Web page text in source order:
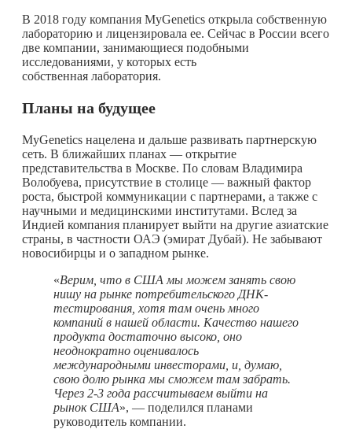
В 2018 году компания MyGenetics открыла собственную
лабораторию и лицензировала ее. Сейчас в России всего
две компании, занимающиеся подобными
исследованиями, у которых есть
собственная лаборатория.
Планы на будущее
MyGenetics нацелена и дальше развивать партнерскую
сеть. В ближайших планах — открытие
представительства в Москве. По словам Владимира
Волобуева, присутствие в столице — важный фактор
роста, быстрой коммуникации с партнерами, а также с
научными и медицинскими институтами. Вслед за
Индией компания планирует выйти на другие азиатские
страны, в частности ОАЭ (эмират Дубай). Не забывают
новосибирцы и о западном рынке.
«Верим, что в США мы можем занять свою
нишу на рынке потребительского ДНК-
тестирования, хотя там очень много
компаний в нашей области. Качество нашего
продукта достаточно высоко, оно
неоднократно оценивалось
международными инвесторами, и, думаю,
свою долю рынка мы сможем там забрать.
Через 2-3 года рассчитываем выйти на
рынок США», — поделился планами
руководитель компании.